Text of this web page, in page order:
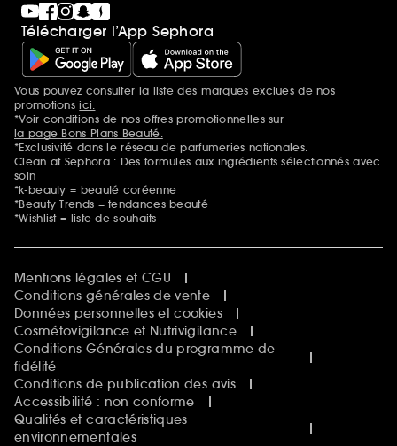
Télécharger l’App Sephora
Mentions additionnelles
Vous pouvez consulter la liste des marques exclues de nos
promotionsici.
*Voir conditions de nos offres promotionnelles sur
la page Bons Plans Beauté.
*Exclusivité dans le réseau de parfumeries nationales.
Clean at Sephora : Des formules aux ingrédients sélectionnés avec
soin
*k-beauty = beauté coréenne
*Beauty Trends = tendances beauté
*Wishlist = liste de souhaits
Mentions légales et CGU
Conditions générales de vente
Données personnelles et cookies
Cosmétovigilance et Nutrivigilance
Conditions Générales du programme de
fidélité
Conditions de publication des avis
Accessibilité : non conforme
Qualités et caractéristiques
environnementales